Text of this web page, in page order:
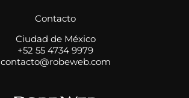
Contacto
Ciudad de México
+52 55 4734 9979
contacto@robeweb.com